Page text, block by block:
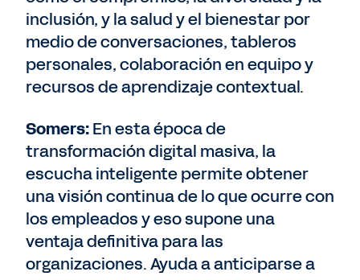
inclusión, y la salud y el bienestar por
medio de conversaciones, tableros
personales, colaboración en equipo y
recursos de aprendizaje contextual.
Somers:En esta época de
transformación digital masiva, la
escucha inteligente permite obtener
una visión continua de lo que ocurre con
los empleados y eso supone una
ventaja definitiva para las
organizaciones. Ayuda a anticiparse a